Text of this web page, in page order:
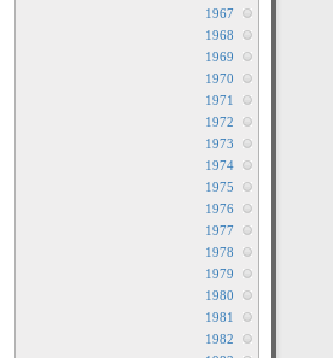
1967
1968
1969
1970
1971
1972
1973
1974
1975
1976
1977
1978
1979
1980
1981
1982